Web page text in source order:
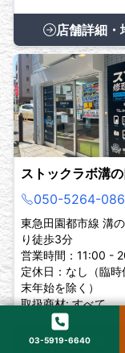
店舗詳細・
ストックラボ溝
050-5264-
東急田園都市線 溝
り徒歩3分
営業時間：11:00 -
定休日：なし（臨
末年始を除く）
取扱商材: すべて
店舗詳細・
03-5919-6640